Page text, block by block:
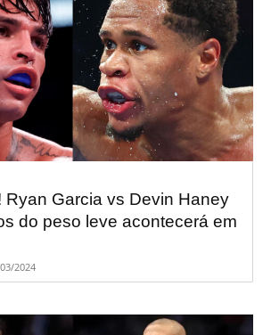
Ryan Garcia vs Devin Haney
do peso leve acontecerá em
2024